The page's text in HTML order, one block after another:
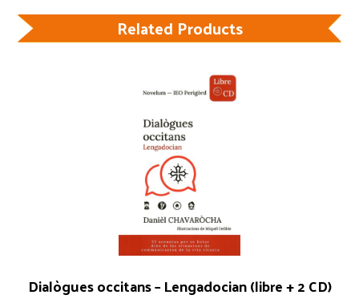
Related Products
Dialògues occitans – Lengadocian (libre + 2 CD)